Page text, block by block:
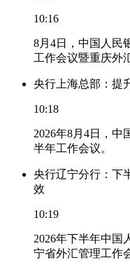
10:16
8月4日，中国人民
工作会议暨重庆外
央行上海总部：提
10:18
2026年8月4日，中
半年工作会议。
央行辽宁分行：下
效
10:19
2026年下半年中国
宁省外汇管理工作